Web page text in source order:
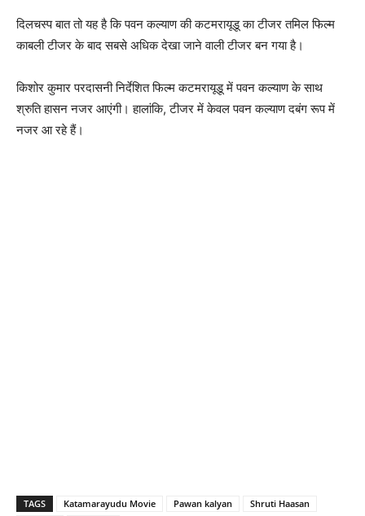
दिलचस्‍प बात तो यह है कि पवन कल्‍याण की कटमरायूडू का टीजर तमिल फिल्‍म
काबली टीजर के बाद सबसे अधिक देखा जाने वाली टीजर बन गया है।
किशोर कुमार परदासनी निर्देशित फिल्‍म कटमरायूडू में पवन कल्‍याण के साथ
श्रुति हासन नजर आएंगी। हालांकि, टीजर में केवल पवन कल्‍याण दबंग रूप में
नजर आ रहे हैं।
TAGS Katamarayudu Movie Pawan kalyan
Shruti Haasan